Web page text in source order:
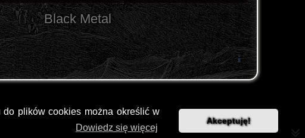
plików cookies można określić w
Dowiedz się więcej
Akceptuję!
Black Metal